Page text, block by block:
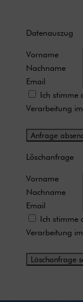
Datenauszug
Vorname
Nachname
Email
Ich stimme
Verarbeitung
Löschanfrage
Vorname
Nachname
Email
Ich stimme
Verarbeitung